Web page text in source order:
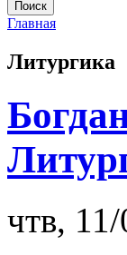
Главная
Литургика
чтв,